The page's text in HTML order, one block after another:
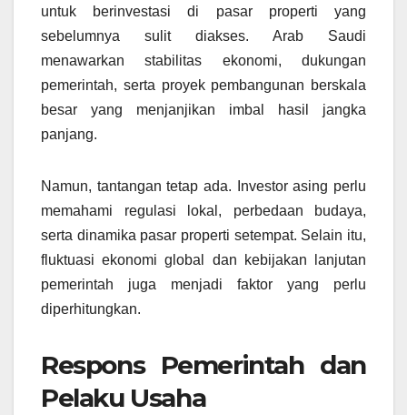
untuk berinvestasi di pasar properti yang
sebelumnya sulit diakses. Arab Saudi
menawarkan stabilitas ekonomi, dukungan
pemerintah, serta proyek pembangunan berskala
besar yang menjanjikan imbal hasil jangka
panjang.
Namun, tantangan tetap ada. Investor asing perlu
memahami regulasi lokal, perbedaan budaya,
serta dinamika pasar properti setempat. Selain itu,
fluktuasi ekonomi global dan kebijakan lanjutan
pemerintah juga menjadi faktor yang perlu
diperhitungkan.
Respons Pemerintah dan
Pelaku Usaha